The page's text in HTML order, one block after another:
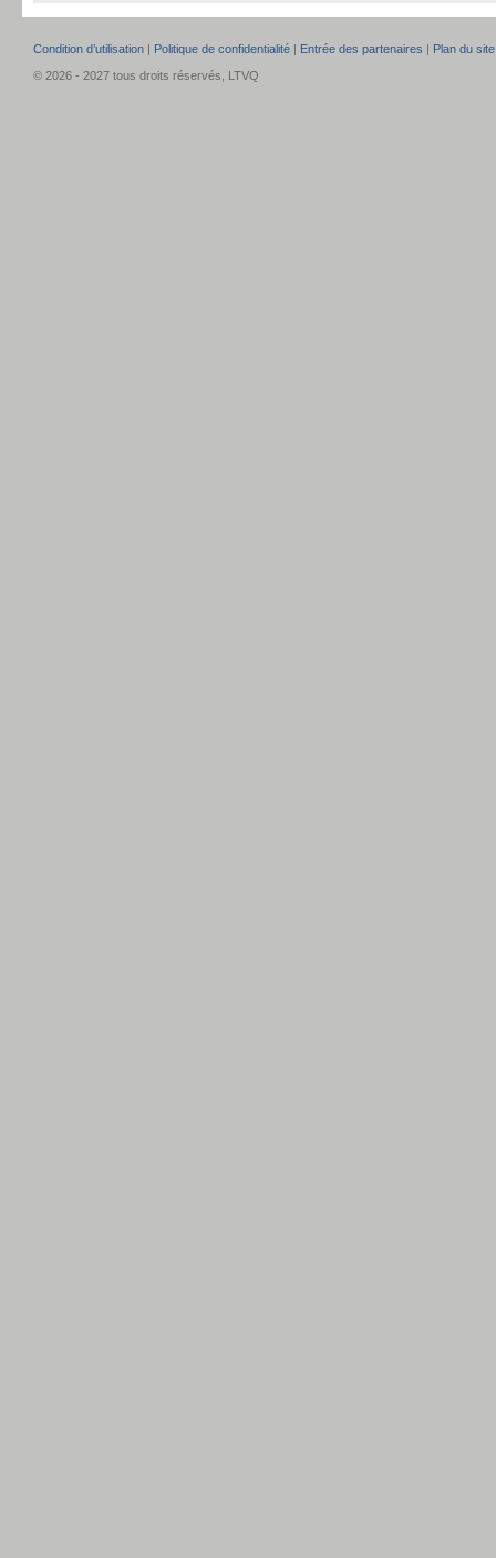
Condition d’utilisation | Politique de confidentialité | Entrée des partenaires | Plan du site
© 2026 - 2027 tous droits réservés, LTVQ